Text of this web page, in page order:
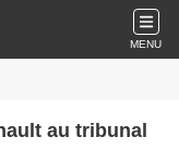
MENU
au tribunal